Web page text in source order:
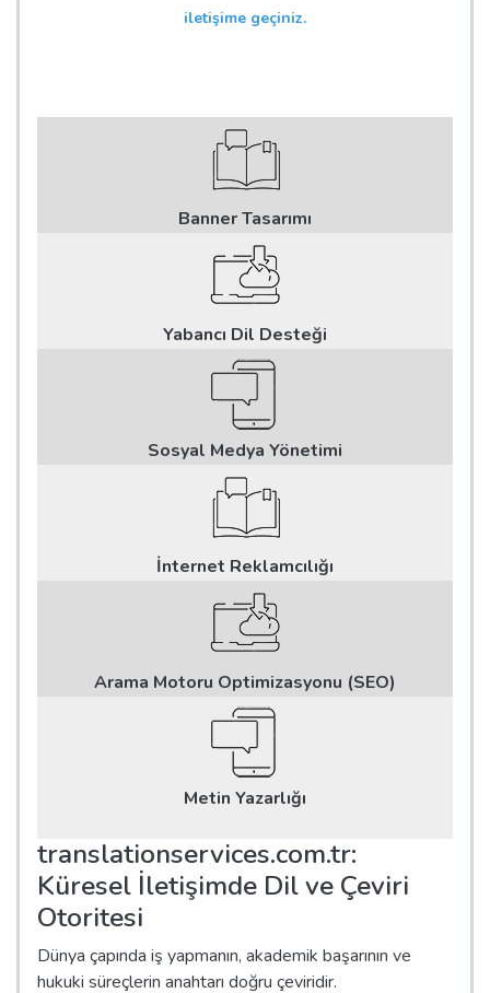
iletişime geçiniz.
Banner Tasarımı
Yabancı Dil Desteği
Sosyal Medya Yönetimi
İnternet Reklamcılığı
Arama Motoru Optimizasyonu (SEO)
Metin Yazarlığı
translationservices.com.tr:
Küresel İletişimde Dil ve Çeviri
Otoritesi
Dünya çapında iş yapmanın, akademik başarının ve
hukuki süreçlerin anahtarı doğru çeviridir.